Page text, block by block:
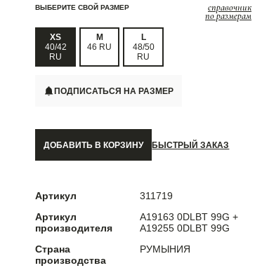
ВЫБЕРИТЕ СВОЙ РАЗМЕР справочник
по размерам
XS
40/42
RU
M
46 RU
L
48/50
RU
ПОДПИСАТЬСЯ НА РАЗМЕР
ДОБАВИТЬ В КОРЗИНУ БЫСТРЫЙ ЗАКАЗ
Артикул
311719
Артикул
производителя
A19163 0DLBT 99G +
A19255 0DLBT 99G
Страна
производства
РУМЫНИЯ